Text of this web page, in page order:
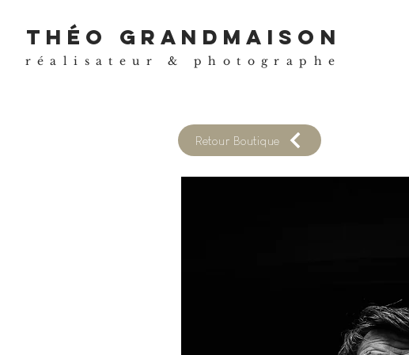
théo grandmaison
réalisateur & photographe
Retour Boutique